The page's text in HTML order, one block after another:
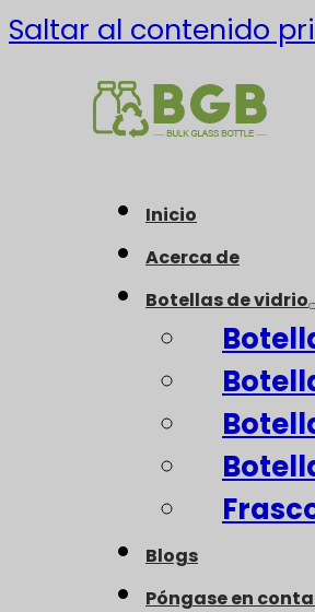
Saltar al contenido
Inicio
Acerca de
Botellas de vidrio
Blogs
Póngase en